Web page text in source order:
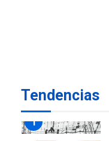
Tendencias